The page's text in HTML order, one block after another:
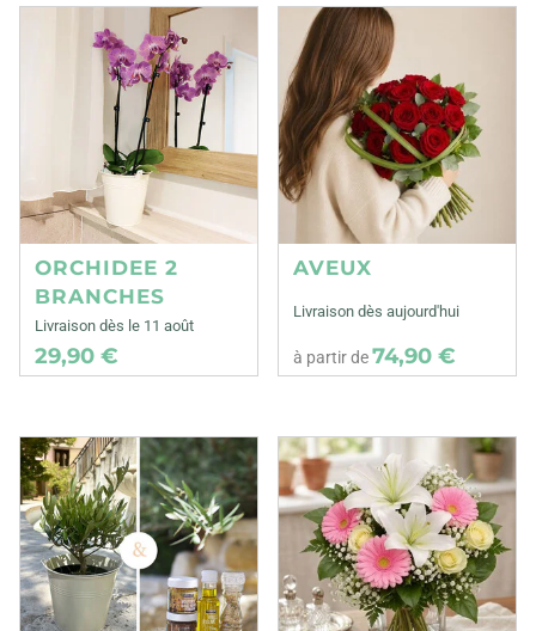
ORCHIDEE 2
BRANCHES
Livraison dès le 11 août
29,90 €
AVEUX
Livraison dès aujourd'hui
à partir de74,90 €